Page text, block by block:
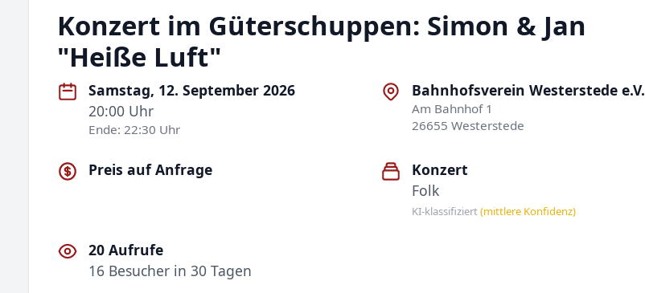
Konzert im Güterschuppen: Simon & Jan
"Heiße Luft"
Samstag, 12. September 2026
20:00 Uhr
Ende: 22:30 Uhr
Bahnhofsverein Westerstede e.V.
Am Bahnhof 1
26655 Westerstede
Preis auf Anfrage
Konzert
Folk
KI-klassifiziert(mittlere Konfidenz)
20 Aufrufe
16 Besucher in 30 Tagen